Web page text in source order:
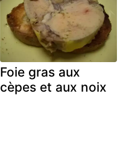
Foie gras aux
cèpes et aux noix